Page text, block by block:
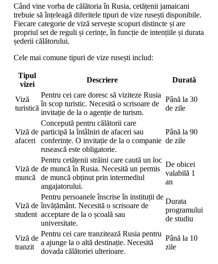
Când vine vorba de călătoria în Rusia, cetățenii jamaicani
trebuie să înțeleagă diferitele tipuri de vize rusești disponibile.
Fiecare categorie de viză servește scopuri distincte și are
propriul set de reguli și cerințe, în funcție de intențiile și durata
șederii călătorului.
Cele mai comune tipuri de vize rusești includ:
Tipul
vizei
Descriere Durată
Viză
turistică
Pentru cei care doresc să viziteze Rusia
în scop turistic. Necesită o scrisoare de
invitație de la o agenție de turism.
Până la 30
de zile
Viză de
afaceri
Concepută pentru călătorii care
participă la întâlniri de afaceri sau
conferințe. O invitație de la o companie
rusească este obligatorie.
Până la 90
de zile
Viză de
muncă
Pentru cetățenii străini care caută un loc
de muncă în Rusia. Necesită un permis
de muncă obținut prin intermediul
angajatorului.
De obicei
valabilă 1
an
Viză de
student
Pentru persoanele înscrise în instituții de
învățământ. Necesită o scrisoare de
acceptare de la o școală sau
universitate.
Durata
programului
de studiu
Viză de
tranzit
Pentru cei care tranzitează Rusia pentru
a ajunge la o altă destinație. Necesită
dovada călătoriei ulterioare.
Până la 10
zile